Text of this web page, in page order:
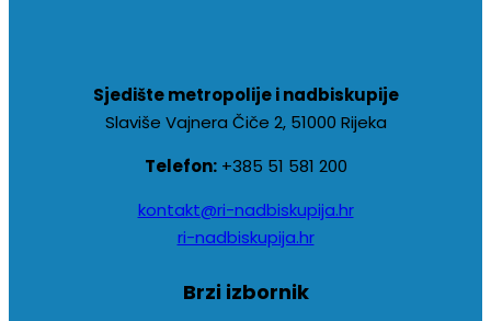
Sjedište metropolije i nadbiskupije
Slaviše Vajnera Čiče 2, 51000 Rijeka
Telefon:+385 51 581 200
kontakt@ri-nadbiskupija.hr
ri-nadbiskupija.hr
Brzi izbornik